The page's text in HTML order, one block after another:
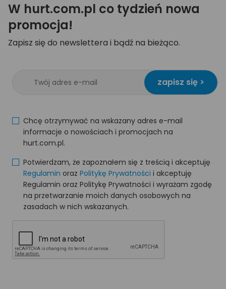
W hurt.com.pl co tydzień nowa
promocja!
Zapisz się do newslettera i bądź na bieżąco.
zapisz się >
Chcę otrzymywać na wskazany adres e-mail
informacje o nowościach i promocjach na
hurt.com.pl.
Potwierdzam, że zapoznałem się z treścią i akceptuję
Regulamin oraz Politykę Prywatności i akceptuję
Regulamin oraz Politykę Prywatności i wyrażam zgodę
na przetwarzanie moich danych osobowych na
zasadach w nich wskazanych.